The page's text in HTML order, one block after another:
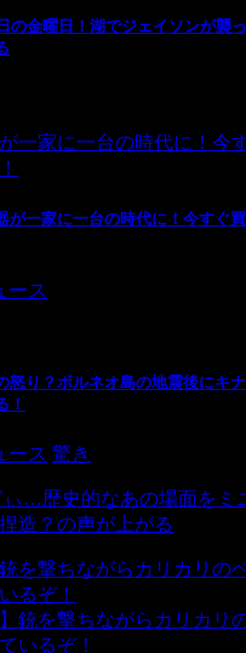
の金曜日！湖でジェイソンが襲
が一家に一台の時代に！今すぐ
ース
怒り？ボルネオ島の地震後にキ
！
ース 驚き
…歴史的なあの場面をミ
造？の声が上がる
銃を撃ちながらカリカリの
るぞ！